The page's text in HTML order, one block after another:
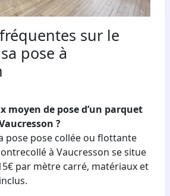
sur le
pose à
moyen de pose d’un parquet
?
pose pose collée ou flottante
à Vaucresson se situe
par mètre carré, matériaux et